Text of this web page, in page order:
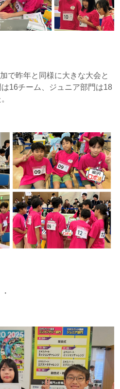
で昨年と同様に大きな大会と
16チーム、ジュニア部門は18